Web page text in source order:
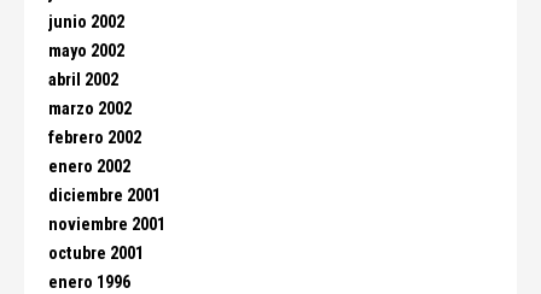
junio 2002
mayo 2002
abril 2002
marzo 2002
febrero 2002
enero 2002
diciembre 2001
noviembre 2001
octubre 2001
enero 1996